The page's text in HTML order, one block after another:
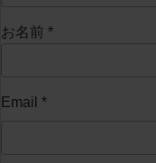
お名前 *
Email *